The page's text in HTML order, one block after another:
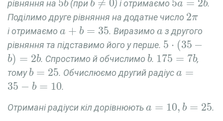
рівняння на 5b
5b(при b\neq
0
b 
= 0) і отримаємо 5a=2b
5a = 2b.
Поділимо друге рівняння на додатне число 2\pi
2π
і отримаємо a+b=35
a + b = 35. Виразимо a
a з другого
рівняння та підставимо його у перше. 5\cdot(35-
b)=2b
5 ⋅ (35 −
b) = 2b. Спростимо й обчислимо b
b. 175=
7b
175 = 7b,
томуb=25
b = 25. Обчислюємо другий радіусa=35-
a =
35 − b = 10.
Отримані радіуси кіл дорівнюютьa=10,b=25
a = 10, b = 25.